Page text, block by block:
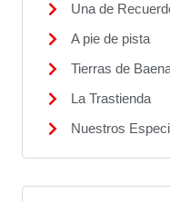
Una de
A pie de pista
Tierras de
La Trastienda
Nuestros